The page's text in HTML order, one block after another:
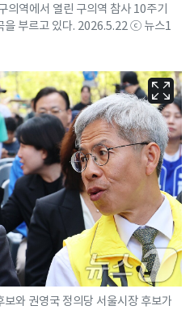
의역에서 열린 구의역 참사 10주기
을 부르고 있다. 2026.5.22 ⓒ 뉴스1
와 권영국 정의당 서울시장 후보가